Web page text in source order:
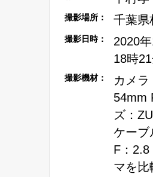
撮影場所： 千葉県
撮影日時：
2020
18時
撮影機材：
カメ
54mm
ズ：
ケー
F：
マを